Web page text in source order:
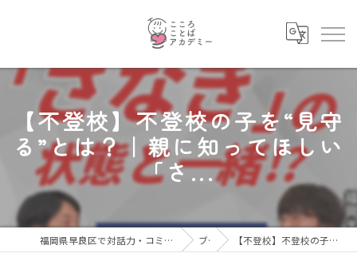
【不登校】不登校の子を“見守
る”とは？｜親に知ってほしい
「さ...
福岡県早良区で対話力・コミュニケーション力を育むならこころことばアカデミー ブログ 【不登校】不登校の子を“見守る”とは？｜親に知ってほしい「さ...